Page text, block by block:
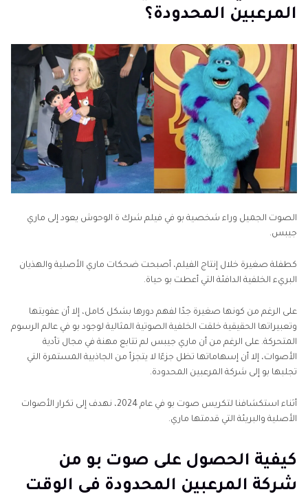
المرعبين المحدودة؟
الصوت الجميل وراء شخصية بو في فيلم شرك ة الوحوش يعود إلى ماري
جيبس.
كطفلة صغيرة خلال إنتاج الفيلم، أصبحت ضحكات ماري الأصلية والهذيان
البريء الخلفية الدافئة التي أعطت بو حياة.
على الرغم من كونها صغيرة جدًا لفهم دورها بشكل كامل، إلا أن عفويتها
وتعبيراتها الحقيقية خلقت الخلفية الصوتية المثالية لوجود بو في عالم الرسوم
المتحركة. على الرغم من أن ماري جيبس لم تتابع مهنة في مجال تأدية
الأصوات، إلا أن إسهاماتها تظل جزءًا لا يتجزأ من الجاذبية المستمرة التي
تجلبها بو إلى شركة المرعبين المحدودة.
أثناء استكشافنا لتكريس صوت بو في عام 2024، نهدف إلى تكرار الأصوات
الأصلية والبريئة التي قدمتها ماري.
كيفية الحصول على صوت بو من
شركة المرعبين المحدودة في الوقت